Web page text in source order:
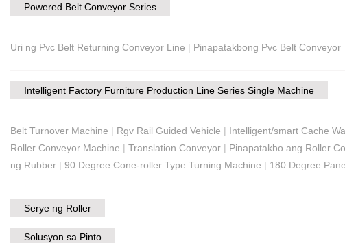
Powered Belt Conveyor Series
Uri ng Pvc Belt Returning Conveyor Line | Pinapatakbong Pvc Belt Conveyor
Intelligent Factory Furniture Production Line Series Single Machine
Belt Turnover Machine | Rgv Rail Guided Vehicle | Intelligent/smart Cache
Roller Conveyor Machine | Translation Conveyor | Pinapatakbo ang Roller
ng Rubber | 90 Degree Cone-roller Type Turning Machine | 180 Degree
Serye ng Roller
Solusyon sa Pinto